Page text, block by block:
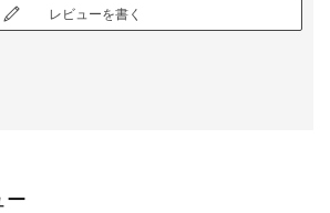
レビューを書く
ー